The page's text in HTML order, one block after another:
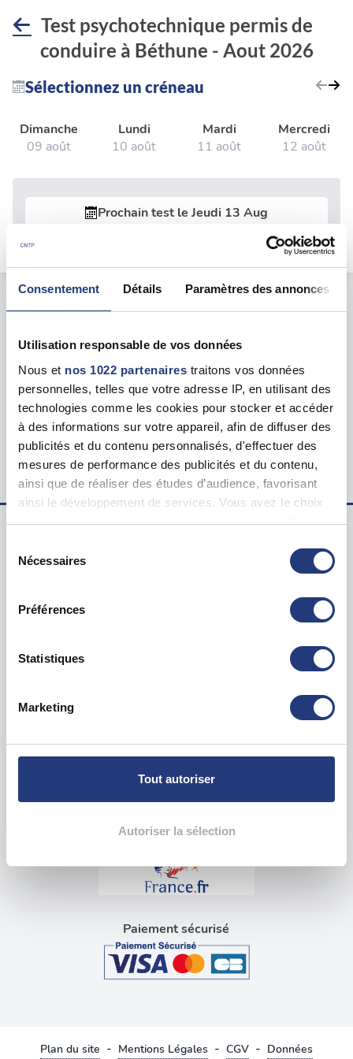
Consentement Détails Paramètres des annonces
Utilisation responsable de vos données
Nous et nos 1022 partenaires traitons vos données
personnelles, telles que votre adresse IP, en utilisant des
technologies comme les cookies pour stocker et accéder
à des informations sur votre appareil, afin de diffuser des
publicités et du contenu personnalisés, d'effectuer des
mesures de performance des publicités et du contenu,
ainsi que de réaliser des études d’audience, favorisant
ainsi le développement de services. Vous avez le choix
quant à l'utilisation de vos données et à leurs finalités.
tout moment en consultant la Déclaration relative aux
cookies ou en cliquant sur l'icône de confidentialité.
Si vous le permettez, nous aimerions également :
géographique qui peuvent être précises à plusieurs
Identifier votre appareil en l'analysant activement
pour en relever les caractéristiques spécifiques
Pour en savoir plus sur le traitement de vos données
personnelles et définir vos préférences, reportez-vous à
déclaration sur les cookies.
Les cookies nous permettent de personnaliser le contenu
et les annonces, d'offrir des fonctionnalités relatives aux
partageons également des informations sur l'utilisation de
notre site avec nos partenaires de médias sociaux, de
publicité et d'analyse, qui peuvent combiner celles-ci
avec d'autres informations que vous leur avez fournies
Nécessaires
Préférences
Statistiques
Marketing
Tout autoriser
Autoriser la sélection
Test psychotechnique permis de
conduire à Béthune - Aout 2026
Le test psychotechnique
Tarif
123.00 €
Lieu du test psychotechnique
957 Rue de l'Horlogerie, 62400 Béthune
Sélectionnez un créneau
Dimanche
09 août
Lundi
10 août
Mardi
11 août
Mercredi
12 août
Prochain test le Jeudi 13 Aug
Liens utiles
Examen psychotechnique ? Pour qui ?
Blog tests psychotechniques
Paiement sécurisé
Plan du site - Mentions Légales - CGV - Données